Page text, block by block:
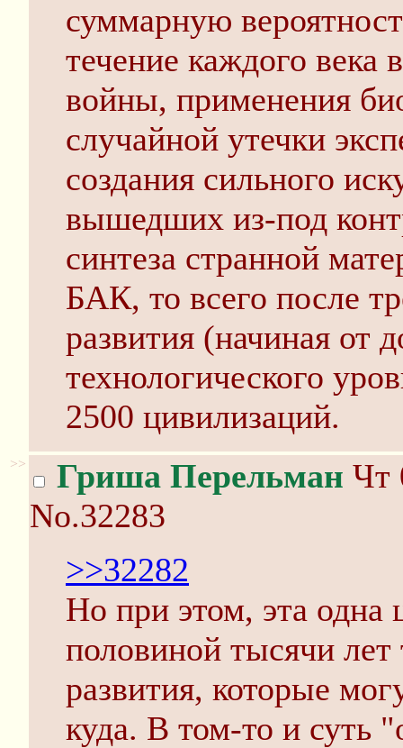
суммарную
течение каждого века
войны, применения
случайной утечки
создания сильного
вышедших из-под
синтеза странной
БАК, то всего после
развития (начиная от
технологического
2500 цивилизаций.
>> Гриша Перельман Чт
No.32283
>>32282
Но при этом, эта одна
половиной тысячи лет
развития, которые
куда. В том-то и суть